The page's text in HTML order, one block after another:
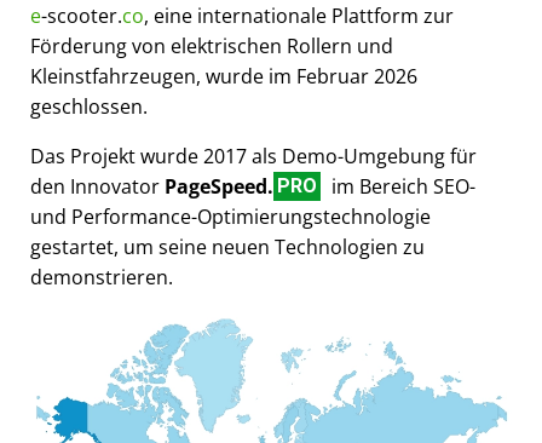
e-scooter.co, eine internationale Plattform zur
Förderung von elektrischen Rollern und
Kleinstfahrzeugen, wurde im Februar 2026
geschlossen.
Das Projekt wurde 2017 als Demo-Umgebung für
den Innovator PageSpeed. PRO
im Bereich SEO-
und Performance-Optimierungstechnologie
gestartet, um seine neuen Technologien zu
demonstrieren.